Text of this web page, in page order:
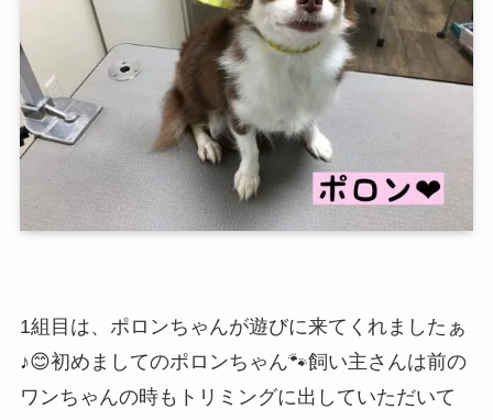
1組目は、ポロンちゃんが遊びに来てくれましたぁ
♪😊初めましてのポロンちゃん🐾飼い主さんは前の
ワンちゃんの時もトリミングに出していただいて